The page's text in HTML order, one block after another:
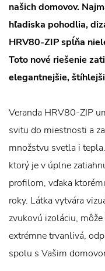
našich domovov.
hľadiska pohodlia,
HRV80-ZIP spĺňa
Toto nové riešenie
elegantnejšie,
Veranda HRV80-ZIP
svitu do miestnosti a
množstvu svetla i
ktorý je v úplne
profilom, vďaka
roky. Látka vytvára
zvukovú izoláciu,
extrémne trvanlivá,
spolu s Vašim